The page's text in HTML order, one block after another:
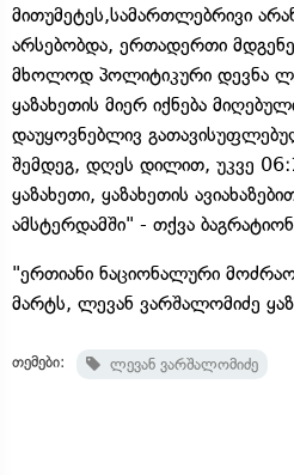
მითუმეტეს,სამართლებრივი
არსებობდა, ერთადერთი
მხოლოდ პოლიტიკური დევნა
ყაზახეთის მიერ იქნება
დაუყოვნებლივ
შემდეგ, დღეს დილით, უკვე
ყაზახეთი, ყაზახეთის
ამსტერდამში" - თქვა
"ერთიანი ნაციონალური
მარტს, ლევან ვარშალომიძე
თემები: ლევან ვარშალომიძე